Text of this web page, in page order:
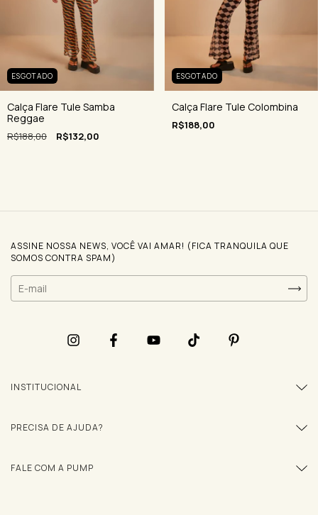
ESGOTADO
Calça Flare Tule Samba
Reggae
R$188,00 R$132,00
ESGOTADO
Calça Flare Tule Colombina
R$188,00
ASSINE NOSSA NEWS, VOCÊ VAI AMAR! (FICA TRANQUILA QUE
SOMOS CONTRA SPAM)
INSTITUCIONAL
PRECISA DE AJUDA?
FALE COM A PUMP